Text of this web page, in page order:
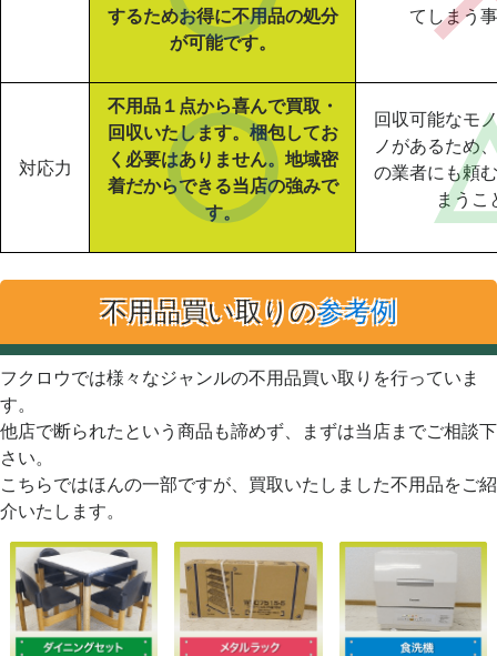
するためお得に不用品の処分
が可能です。
てしまう
対応力
不用品１点から喜んで買取・
回収いたします。梱包してお
く必要はありません。地域密
着だからできる当店の強みで
す。
回収可能なモ
ノがあるため
の業者にも頼
まうこ
不用品買い取りの参考例
フクロウでは様々なジャンルの不用品買い取りを行っていま
す。
他店で断られたという商品も諦めず、まずは当店までご相談下
さい。
こちらではほんの一部ですが、買取いたしました不用品をご紹
介いたします。